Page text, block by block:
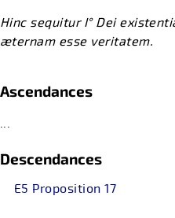
Hinc sequitur I° Dei
æternam esse veritatem.
Ascendances
Descendances
E5 Proposition 17